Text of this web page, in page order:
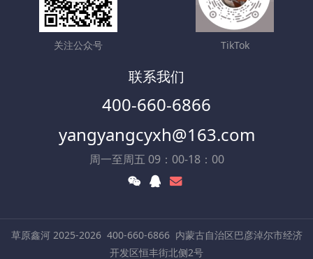
关注公众号 TikTok
联系我们
400-660-6866
yangyangcyxh@163.com
周一至周五 09：00-18：00
草原鑫河 2025-2026 400-660-6866 内蒙古自治区巴彦淖尔市经济
开发区恒丰街北侧2号